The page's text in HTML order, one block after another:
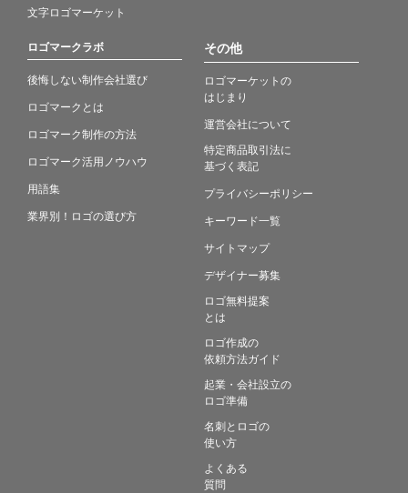
文字ロゴマーケット
ロゴマークラボ
後悔しない制作会社選び
ロゴマークとは
ロゴマーク制作の方法
ロゴマーク活用ノウハウ
用語集
業界別！ロゴの選び方
その他
ロゴマーケットの
はじまり
運営会社について
特定商品取引法に
基づく表記
プライバシーポリシー
キーワード一覧
サイトマップ
デザイナー募集
ロゴ無料提案
とは
ロゴ作成の
依頼方法ガイド
起業・会社設立の
ロゴ準備
名刺とロゴの
使い方
よくある
質問